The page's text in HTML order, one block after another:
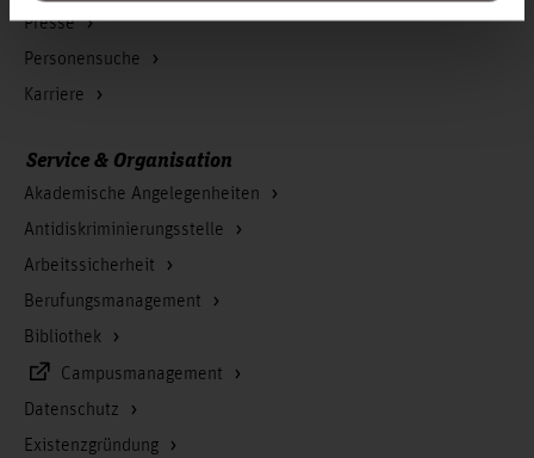
Presse
Personensuche
Karriere
Service & Organisation
Akademische Angelegenheiten
Antidiskriminierungsstelle
Arbeitssicherheit
Berufungsmanagement
Bibliothek
Campusmanagement
Datenschutz
Existenzgründung